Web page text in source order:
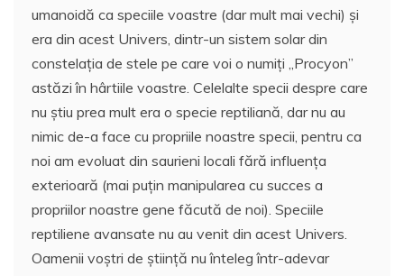
umanoidă ca speciile voastre (dar mult mai vechi) și
era din acest Univers, dintr-un sistem solar din
constelația de stele pe care voi o numiți „Procyon”
astăzi în hârtiile voastre. Celelalte specii despre care
nu știu prea mult era o specie reptiliană, dar nu au
nimic de-a face cu propriile noastre specii, pentru ca
noi am evoluat din saurieni locali fără influența
exterioară (mai puțin manipularea cu succes a
propriilor noastre gene făcută de noi). Speciile
reptiliene avansate nu au venit din acest Univers.
Oamenii voștri de știință nu înteleg într-adevar